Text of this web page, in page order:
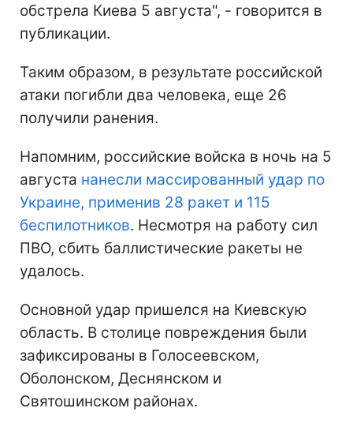
обстрела Киева 5 августа", - говорится в
публикации.
Таким образом, в результате российской
атаки погибли два человека, еще 26
получили ранения.
Напомним, российские войска в ночь на 5
августа нанесли массированный удар по
Украине, применив 28 ракет и 115
беспилотников. Несмотря на работу сил
ПВО, сбить баллистические ракеты не
удалось.
Основной удар пришелся на Киевскую
область. В столице повреждения были
зафиксированы в Голосеевском,
Оболонском, Деснянском и
Святошинском районах.